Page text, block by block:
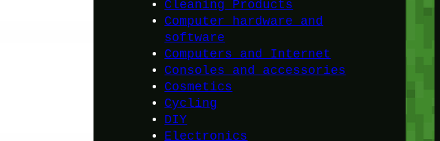
Cleaning Products
Computer hardware and
software
Computers and Internet
Consoles and accessories
Cosmetics
Cycling
DIY
Electronics